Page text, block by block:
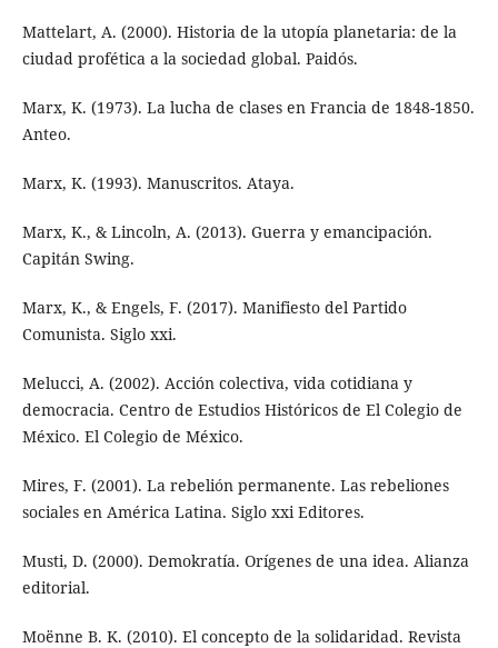
Mattelart, A. (2000). Historia de la utopía planetaria: de la
ciudad profética a la sociedad global. Paidós.
Marx, K. (1973). La lucha de clases en Francia de 1848-1850.
Anteo.
Marx, K. (1993). Manuscritos. Ataya.
Marx, K., & Lincoln, A. (2013). Guerra y emancipación.
Capitán Swing.
Marx, K., & Engels, F. (2017). Manifiesto del Partido
Comunista. Siglo xxi.
Melucci, A. (2002). Acción colectiva, vida cotidiana y
democracia. Centro de Estudios Históricos de El Colegio de
México. El Colegio de México.
Mires, F. (2001). La rebelión permanente. Las rebeliones
sociales en América Latina. Siglo xxi Editores.
Musti, D. (2000). Demokratía. Orígenes de una idea. Alianza
editorial.
Moënne B. K. (2010). El concepto de la solidaridad. Revista